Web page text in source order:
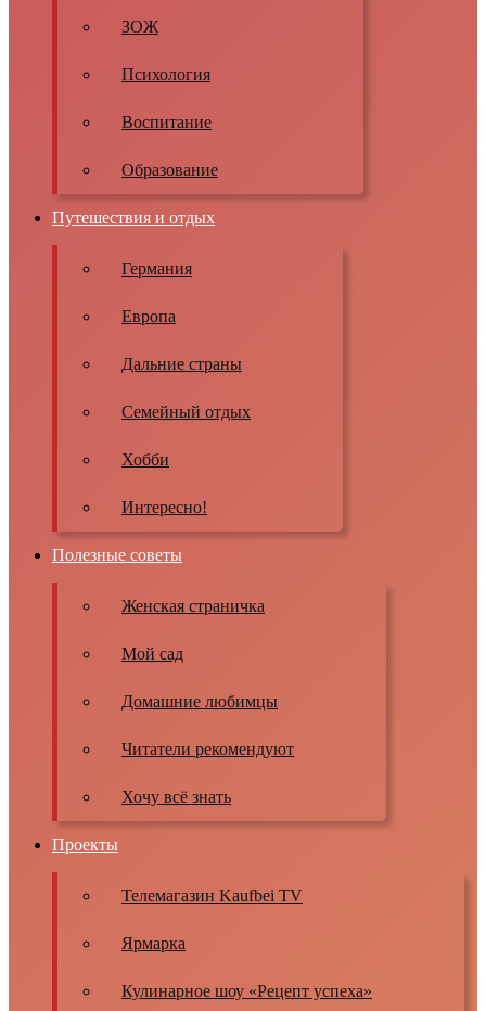
ЗОЖ
Психология
Воспитание
Образование
Путешествия и отдых
Германия
Европа
Дальние страны
Семейный отдых
Хобби
Интересно!
Полезные советы
Женская страничка
Мой сад
Домашние любимцы
Читатели рекомендуют
Хочу всё знать
Проекты
Телемагазин Kaufbei TV
Ярмарка
Кулинарное шоу «Рецепт успеха»